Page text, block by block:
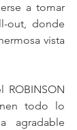
a tomar
out, donde
vista
ROBINSON
todo lo
agradable